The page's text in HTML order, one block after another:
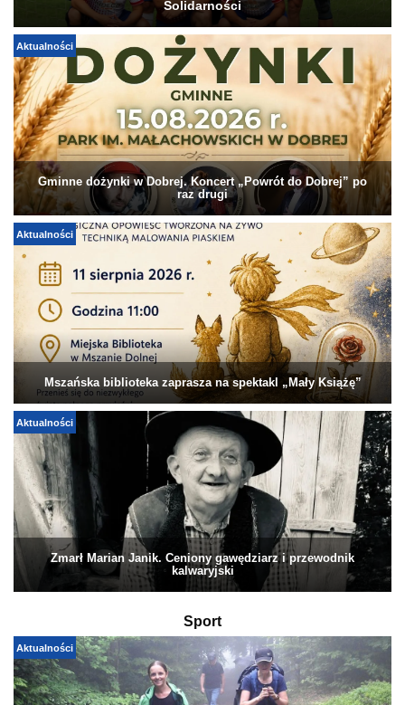
Solidarności
Aktualności
Gminne dożynki w Dobrej. Koncert „Powrót do Dobrej” po
raz drugi
Aktualności
Mszańska biblioteka zaprasza na spektakl „Mały Książę”
Aktualności
Zmarł Marian Janik. Ceniony gawędziarz i przewodnik
kalwaryjski
Sport
Aktualności